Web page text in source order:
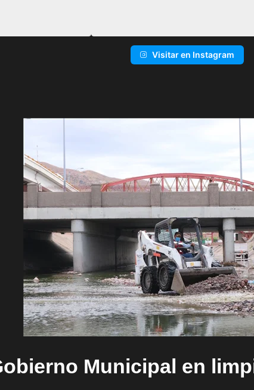
Visitar en Instagram
Municipal en